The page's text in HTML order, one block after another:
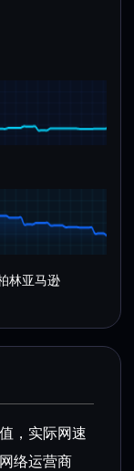
林亚马逊
，实际网速
络运营商